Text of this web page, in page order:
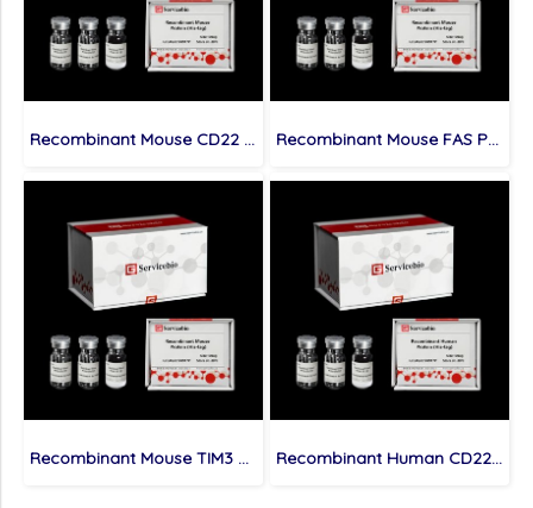
Recombinant Mouse CD22 Protein (His-tag) Recombinant Mouse FAS Protein (His-tag)
Recombinant Mouse TIM3 Protein (His-tag) Recombinant Human CD22 Protein (His-tag)